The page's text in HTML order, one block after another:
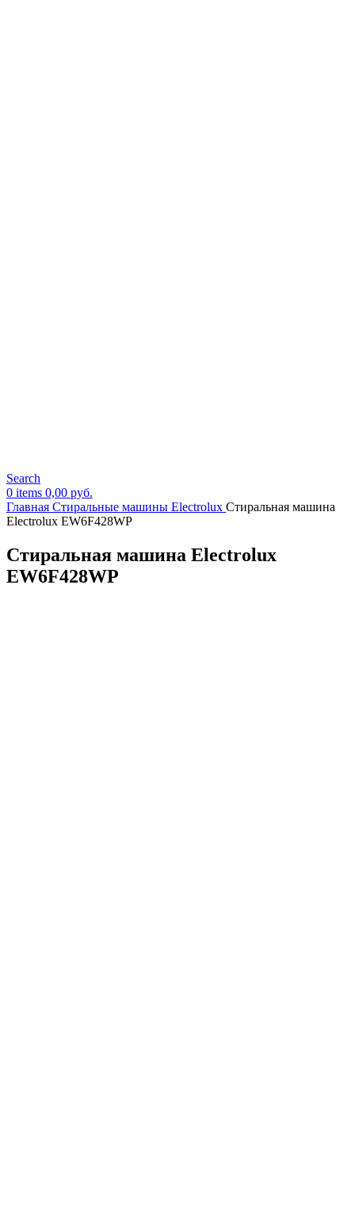
Search
0 items 0,00 руб.
Главная Стиральные машины Electrolux Стиральная машина
Electrolux EW6F428WP
Стиральная машина Electrolux
EW6F428WP